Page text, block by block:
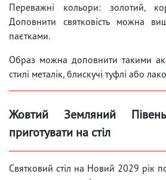
Переважні кольори: золотий,
Доповнити святковість можна
паєтками.
Образ можна доповнити такими
стилі металік, блискучі туфлі або
Жовтий Земляний
приготувати на стіл
Святковий стіл на Новий 2029 рік